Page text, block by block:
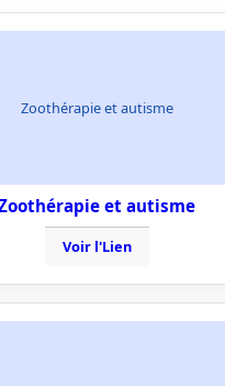
Zoothérapie et autisme
et autisme
Voir l'Lien